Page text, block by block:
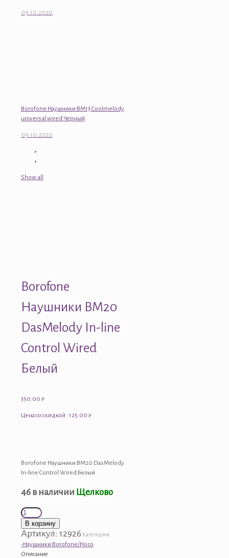
09.10.2020
Borofone Наушники BM13 Coolmelody
universal wired Черный
09.10.2020
Show all
Borofone
Наушники BM20
DasMelody In-line
Control Wired
Белый
350.00 ₽
Цена со скидкой : 125.00 ₽
Borofone Наушники BM20 DasMelody
In-line Control Wired Белый
46 в наличии Щелково
Количество
товара
Borofone
Наушники
BM20
В корзину
Артикул: 12926 Категория:
-Наушники Borofone/Hoco
Описание